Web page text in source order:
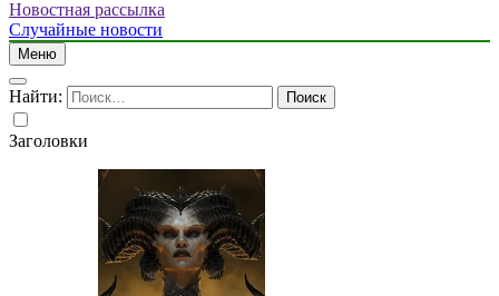
Новостная рассылка
Случайные новости
Меню
Найти:
Заголовки